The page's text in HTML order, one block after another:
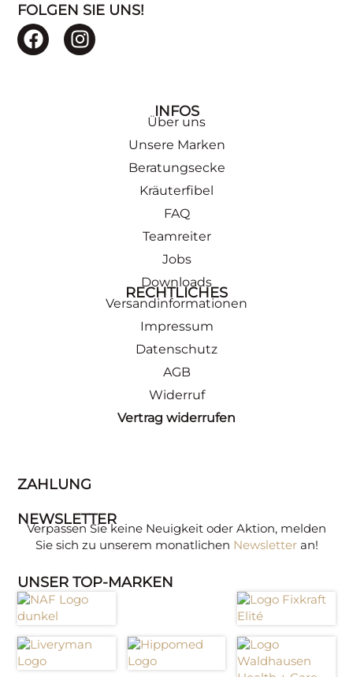
FOLGEN SIE UNS!
INFOS
Über uns
Unsere Marken
Beratungsecke
Kräuterfibel
FAQ
Teamreiter
Jobs
Downloads
RECHTLICHES
Versandinformationen
Impressum
Datenschutz
AGB
Widerruf
Vertrag widerrufen
ZAHLUNG
NEWSLETTER
Verpassen Sie keine Neuigkeit oder Aktion, melden
Sie sich zu unserem monatlichen Newsletteran!
UNSER TOP-MARKEN